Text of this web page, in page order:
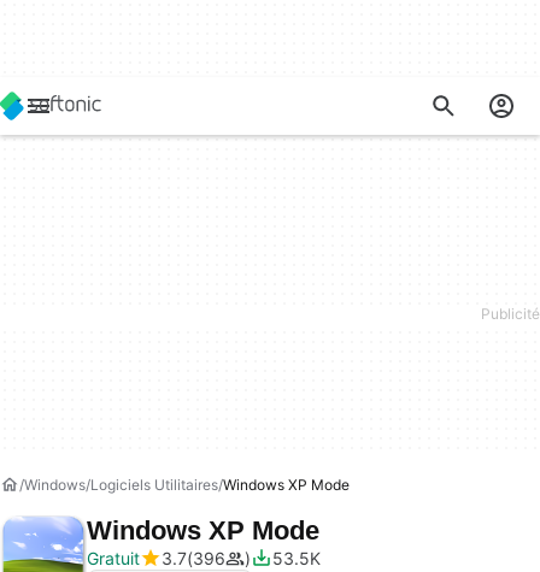
Windows Logiciels Utilitaires Windows XP Mode
Windows XP Mode
Gratuit 3.7 396
53.5K